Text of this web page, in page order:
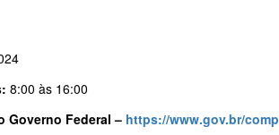
8:00 às 16:00
Governo Federal – https://www.gov.br/